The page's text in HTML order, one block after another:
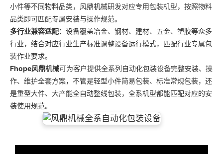
小件等不同物料品类，风鼎机械研发对应专用包装机型，按照物料
品类即可匹配专属安装与操作规范。
多行业兼容适配： 设备覆盖冶金、钢材、建材、五金、塑胶等众多
行业，结合对应行业生产标准调整设备运行模式，匹配行业专属包
装作业要求。
Fhope风鼎机械可为客户提供全系列自动化包装设备完整安装、操
作、维护全套方案，不管是轻型小件简易包装、标准常规包装，还
是重型大件、大产能全自动整线包装，全系机型都能匹配对应的安
装使用规范。